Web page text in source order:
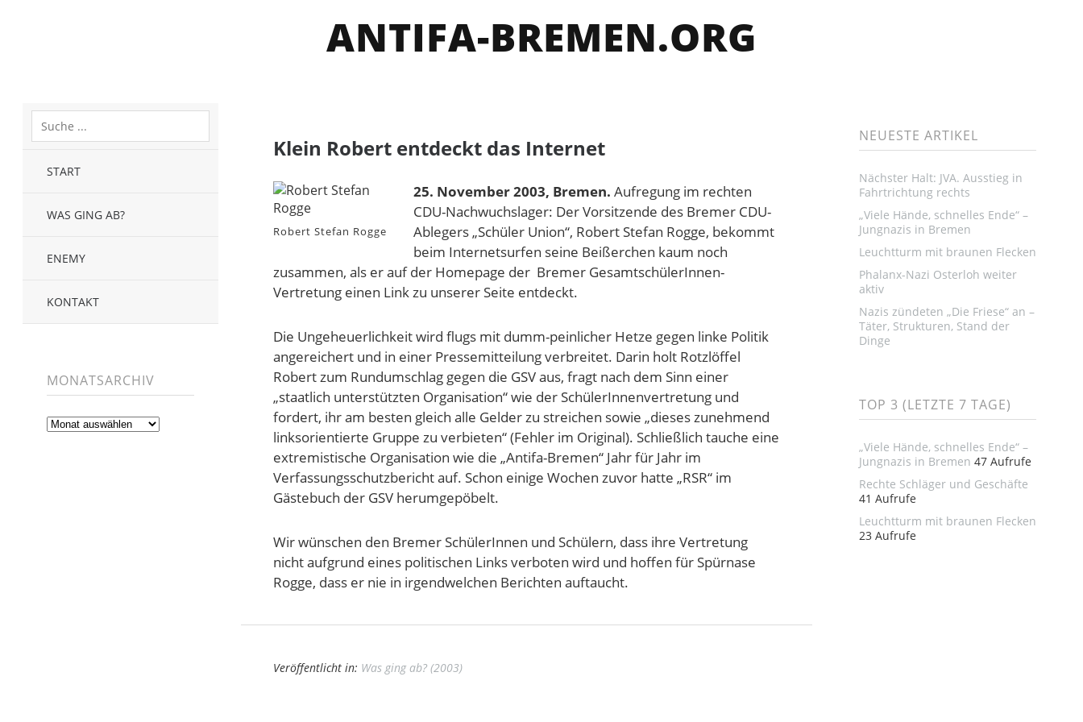
ANTIFA-BREMEN.ORG
START
WAS GING AB?
ENEMY
KONTAKT
MONATSARCHIV
Monatsarchiv
Klein Robert entdeckt das Internet
Robert Stefan Rogge
25. November 2003, Bremen. Aufregung im rechten
CDU-Nachwuchslager: Der Vorsitzende des Bremer CDU-
Ablegers „Schüler Union“, Robert Stefan Rogge, bekommt
beim Internetsurfen seine Beißerchen kaum noch
zusammen, als er auf der Homepage der Bremer GesamtschülerInnen-
Vertretung einen Link zu unserer Seite entdeckt.
Die Ungeheuerlichkeit wird flugs mit dumm-peinlicher Hetze gegen linke Politik
angereichert und in einer Pressemitteilung verbreitet. Darin holt Rotzlöffel
Robert zum Rundumschlag gegen die GSV aus, fragt nach dem Sinn einer
„staatlich unterstützten Organisation“ wie der SchülerInnenvertretung und
fordert, ihr am besten gleich alle Gelder zu streichen sowie „dieses zunehmend
linksorientierte Gruppe zu verbieten“ (Fehler im Original). Schließlich tauche eine
extremistische Organisation wie die „Antifa-Bremen“ Jahr für Jahr im
Verfassungsschutzbericht auf. Schon einige Wochen zuvor hatte „RSR“ im
Gästebuch der GSV herumgepöbelt.
Wir wünschen den Bremer SchülerInnen und Schülern, dass ihre Vertretung
nicht aufgrund eines politischen Links verboten wird und hoffen für Spürnase
Rogge, dass er nie in irgendwelchen Berichten auftaucht.
Veröffentlicht in: Was ging ab? (2003)
NEUESTE ARTIKEL
Nächster Halt: JVA. Ausstieg in
Fahrtrichtung rechts
„Viele Hände, schnelles Ende“ –
Jungnazis in Bremen
Leuchtturm mit braunen Flecken
Phalanx-Nazi Osterloh weiter
aktiv
Nazis zündeten „Die Friese“ an –
Täter, Strukturen, Stand der
Dinge
TOP 3 (LETZTE 7 TAGE)
„Viele Hände, schnelles Ende“ –
Jungnazis in Bremen 47 Aufrufe
Rechte Schläger und Geschäfte
41 Aufrufe
Leuchtturm mit braunen Flecken
23 Aufrufe